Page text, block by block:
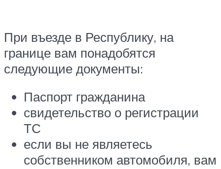
При въезде в Республику, на
границе вам понадобятся
следующие документы:
Паспорт гражданина
свидетельство о регистрации
ТС
если вы не являетесь
собственником автомобиля, вам